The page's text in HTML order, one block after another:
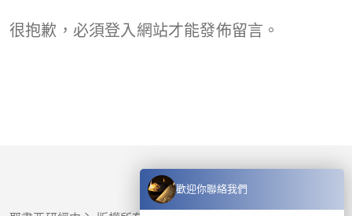
很抱歉，必須登入網站才能發佈留言。
歡迎你聯絡我們